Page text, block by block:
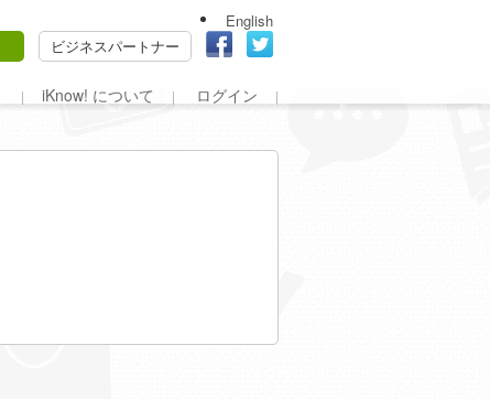
English
ビジネスパートナー
iKnow! について ログイン